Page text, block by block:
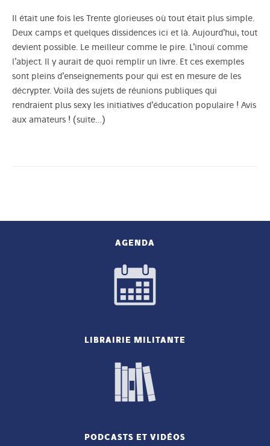
Il était une fois les Trente glorieuses où tout était plus simple.
Deux camps et quelques dissidences ici et là. Aujourd’hui, tout
devient possible. Le meilleur comme le pire. L’inouï comme
l’abject. Il y aurait de quoi remplir un livre. Et ces exemples
sont pleins d’enseignements pour qui est en mesure de les
décrypter. Voilà des sujets de réunions publiques qui
rendraient plus sexy les initiatives d’éducation populaire ! Avis
aux amateurs ! (suite…)
AGENDA
LIBRAIRIE MILITANTE
PODCASTS ET VIDÉOS